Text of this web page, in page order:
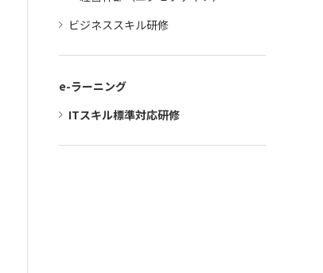
ビジネススキル研修
e-ラーニング
ITスキル標準対応研修